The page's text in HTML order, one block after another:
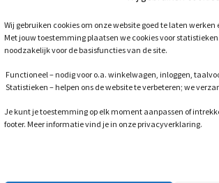
Wij gebruiken cookies om onze website goed te laten
Met jouw toestemming plaatsen we cookies voor
noodzakelijk voor de basisfuncties van de site.
Functioneel – nodig voor o.a. winkelwagen, inloggen,
Statistieken – helpen ons de website te verbeteren; we
Je kunt je toestemming op elk moment aanpassen of
footer. Meer informatie vind je in onze privacyverklaring.